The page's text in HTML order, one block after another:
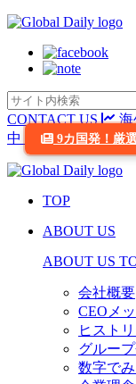
CONTACT US 海
中
9カ国発！厳
TOP
ABOUT US
ABOUT US
会社概要
CEOメ
ヒスト
グルー
数字で